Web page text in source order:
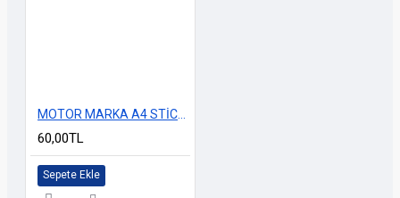
60,00TL
Sepete Ekle